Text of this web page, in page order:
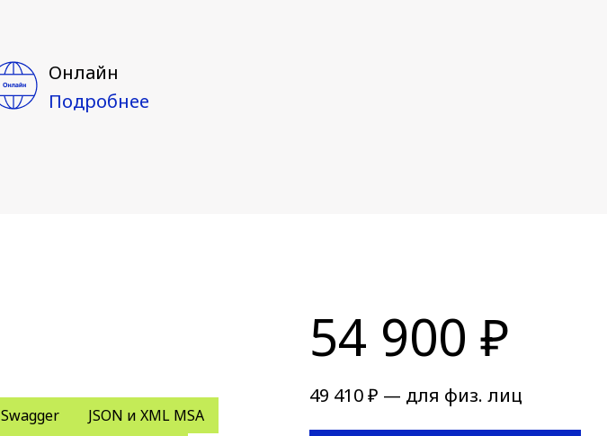
Онлайн
Подробнее
Swagger
JSON и XML MSA
54 900 ₽
49 410 ₽ — для физ. лиц